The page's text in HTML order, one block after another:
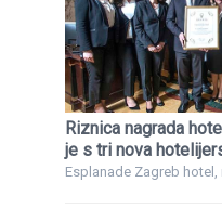
Riznica nagrada
je s tri nova
Esplanade Zagreb